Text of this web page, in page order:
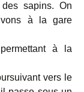
sapins. On
à la gare
à la
vers le